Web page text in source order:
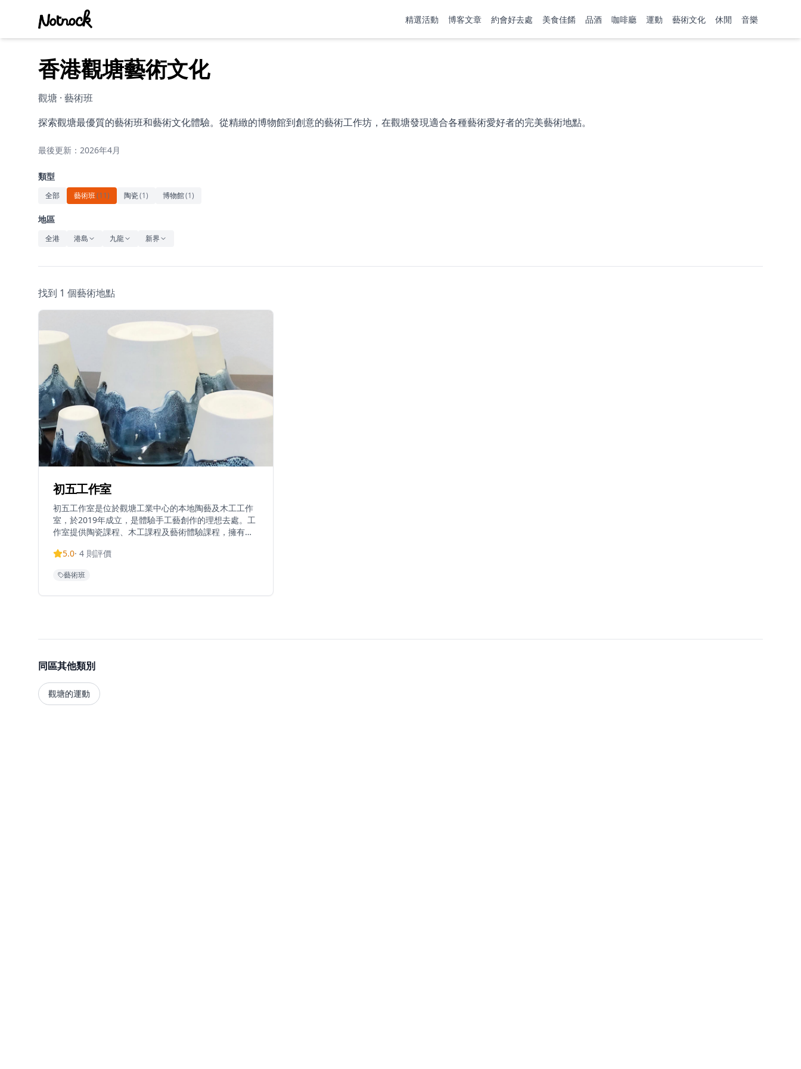
精選活動 博客文章 約會好去處 美食佳餚 品酒 咖啡廳 運動 藝術文化 休閒 音樂
香港觀塘藝術文化
觀塘 · 藝術班
探索觀塘最優質的藝術班和藝術文化體驗。從精緻的博物館到創意的藝術工作坊，在觀塘發現適合各種藝術愛好者的完美藝術地點。
最後更新：2026年4月
類型
全部 藝術班(11) 陶瓷(1) 博物館(1)
地區
全港 港島 九龍 新界
找到 1 個藝術地點
初五工作室
初五工作室是位於觀塘工業中心的本地陶藝及木工工作
室，於2019年成立，是體驗手工藝創作的理想去處。工
作室提供陶瓷課程、木工課程及藝術體驗課程，擁有
期班、深造班、團體班、合作項目、租場拍攝及訂製服
朋友有共享空間，一同創作，尋找沉悶生活以外的樂
5.0· 4 則評價
藝術班
同區其他類別
觀塘的運動